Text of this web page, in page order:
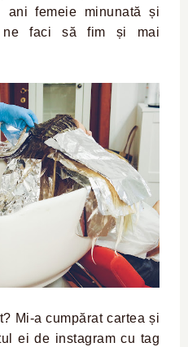
femeie minunată și
ne faci să fim și mai
Mi-a cumpărat cartea și
ei de instagram cu tag